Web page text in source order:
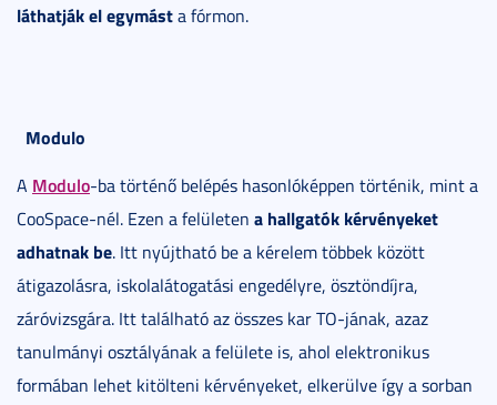
láthatják el egymásta fórmon.
Modulo
A Modulo-ba történő belépés hasonlóképpen történik, mint a
CooSpace-nél. Ezen a felületen a hallgatók kérvényeket
adhatnak be. Itt nyújtható be a kérelem többek között
átigazolásra, iskolalátogatási engedélyre, ösztöndíjra,
záróvizsgára. Itt található az összes kar TO-jának, azaz
tanulmányi osztályának a felülete is, ahol elektronikus
formában lehet kitölteni kérvényeket, elkerülve így a sorban